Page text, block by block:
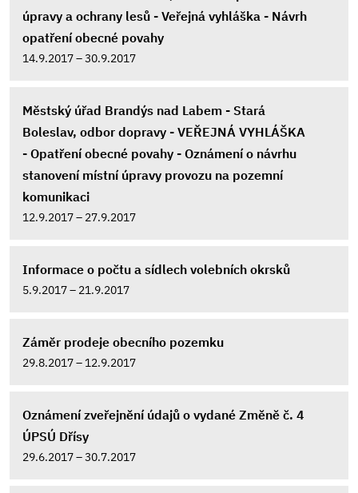
úpravy a ochrany lesů - Veřejná vyhláška - Návrh
opatření obecné povahy
14.9.2017 – 30.9.2017
Městský úřad Brandýs nad Labem - Stará
Boleslav, odbor dopravy - VEŘEJNÁ VYHLÁŠKA
- Opatření obecné povahy - Oznámení o návrhu
stanovení místní úpravy provozu na pozemní
komunikaci
12.9.2017 – 27.9.2017
Informace o počtu a sídlech volebních okrsků
5.9.2017 – 21.9.2017
Záměr prodeje obecního pozemku
29.8.2017 – 12.9.2017
Oznámení zveřejnění údajů o vydané Změně č. 4
ÚPSÚ Dřísy
29.6.2017 – 30.7.2017